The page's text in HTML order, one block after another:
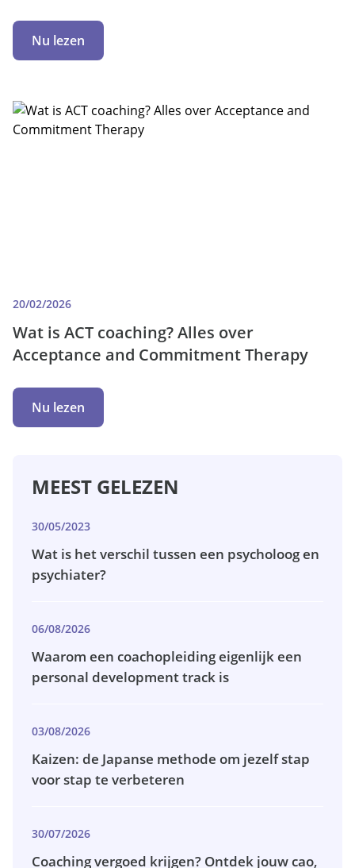
Nu lezen
20/02/2026
Wat is ACT coaching? Alles over
Acceptance and Commitment Therapy
Nu lezen
MEEST GELEZEN
30/05/2023
Wat is het verschil tussen een psycholoog en
psychiater?
06/08/2026
Waarom een coachopleiding eigenlijk een
personal development track is
03/08/2026
Kaizen: de Japanse methode om jezelf stap
voor stap te verbeteren
30/07/2026
Coaching vergoed krijgen? Ontdek jouw cao,